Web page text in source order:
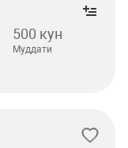
500 кун
Муддати